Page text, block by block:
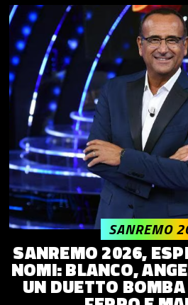
SANREMO 2026,
NOMI: BLANCO,
UN DUETTO
SANREMO